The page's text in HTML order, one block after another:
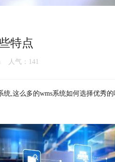
特点
人气： 141
,这么多的wms系统如何选择优秀